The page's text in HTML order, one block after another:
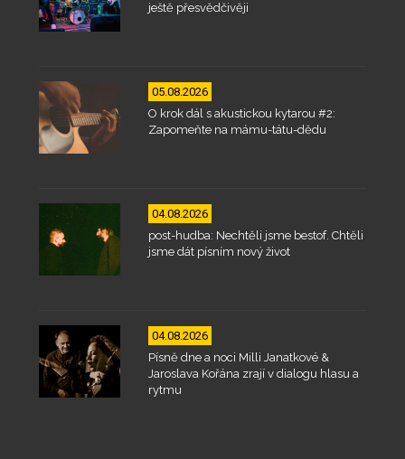
ještě přesvědčivěji
05.08.2026
O krok dál s akustickou kytarou #2:
Zapomeňte na mámu-tátu-dědu
04.08.2026
post-hudba: Nechtěli jsme bestof. Chtěli
jsme dát písním nový život
04.08.2026
Písně dne a noci Milli Janatkové &
Jaroslava Kořána zrají v dialogu hlasu a
rytmu